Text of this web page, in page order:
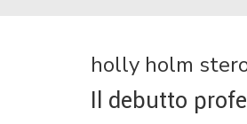
holly holm
Il debutto